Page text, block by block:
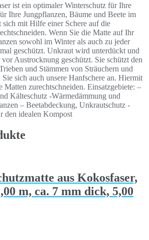
ist ein optimaler Winterschutz für Ihre
Ihre Jungpflanzen, Bäume und Beete im
sich mit Hilfe einer Schere auf die
Wenn Sie die Matte auf Ihr
sowohl im Winter als auch zu jeder
geschützt. Unkraut wird unterdückt und
Austrocknung geschützt. Sie schützt den
und Stämmen von Sträuchern und
sich auch unsere Hanfschere an. Hiermit
Matten zurechtschneiden. Einsatzgebiete: –
Kälteschutz -Wärmedämmung und
– Beetabdeckung, Unkrautschutz -
den idealen Kompost
aus Kokosfaser,
m, ca. 7 mm dick, 5,00